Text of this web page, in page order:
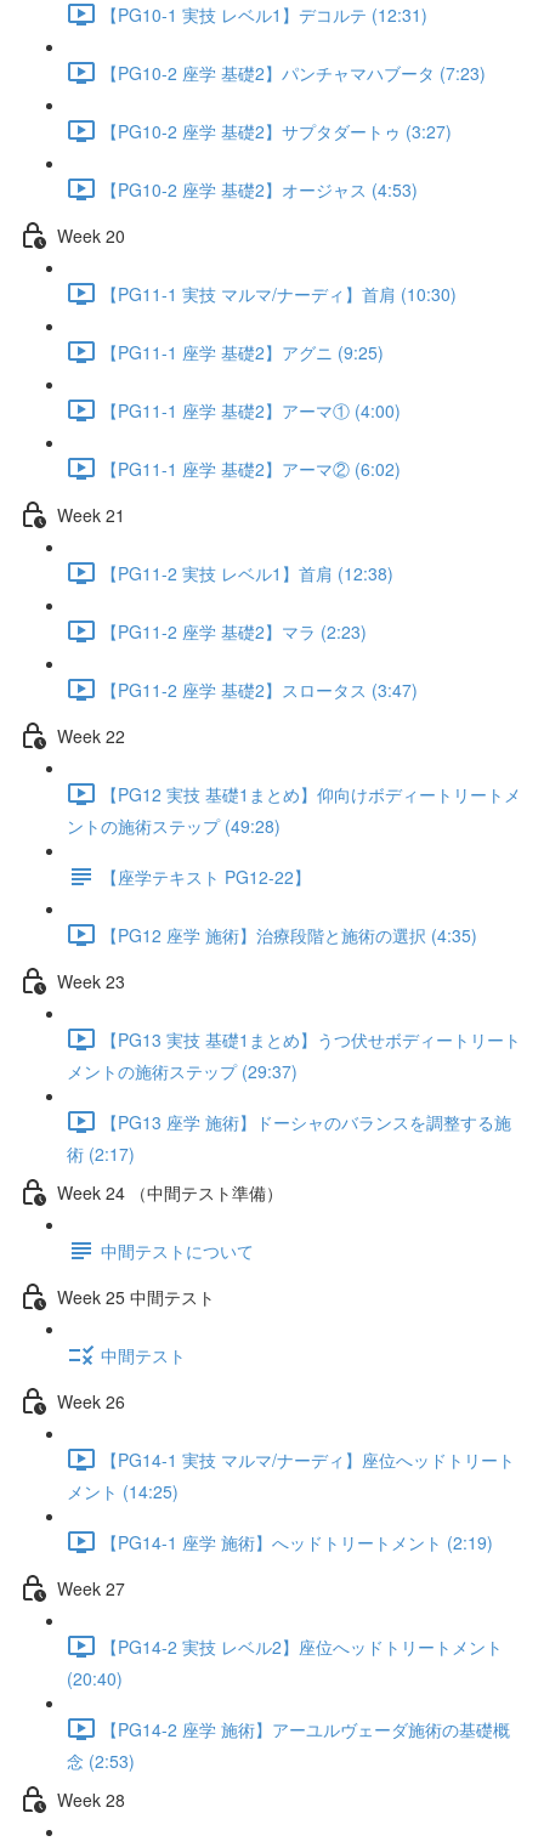
【PG10-1 実技 レベル1】デコルテ (12:31)
【PG10-2 座学 基礎2】パンチャマハブータ (7:23)
【PG10-2 座学 基礎2】サプタダートゥ (3:27)
【PG10-2 座学 基礎2】オージャス (4:53)
Week 20
【PG11-1 実技 マルマ/ナーディ】首肩 (10:30)
【PG11-1 座学 基礎2】アグニ (9:25)
【PG11-1 座学 基礎2】アーマ① (4:00)
【PG11-1 座学 基礎2】アーマ② (6:02)
Week 21
【PG11-2 実技 レベル1】首肩 (12:38)
【PG11-2 座学 基礎2】マラ (2:23)
【PG11-2 座学 基礎2】スロータス (3:47)
Week 22
【PG12 実技 基礎1まとめ】仰向けボディートリートメ
ントの施術ステップ (49:28)
【座学テキスト PG12-22】
【PG12 座学 施術】治療段階と施術の選択 (4:35)
Week 23
【PG13 実技 基礎1まとめ】うつ伏せボディートリート
メントの施術ステップ (29:37)
【PG13 座学 施術】ドーシャのバランスを調整する施
術 (2:17)
Week 24 （中間テスト準備）
中間テストについて
Week 25 中間テスト
中間テスト
Week 26
【PG14-1 実技 マルマ/ナーディ】座位へッドトリート
メント (14:25)
【PG14-1 座学 施術】へッドトリートメント (2:19)
Week 27
【PG14-2 実技 レベル2】座位へッドトリートメント
(20:40)
【PG14-2 座学 施術】アーユルヴェーダ施術の基礎概
念 (2:53)
Week 28